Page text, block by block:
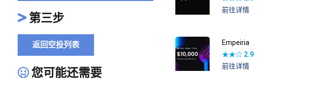
第三步
返回空投列表
您可能还需要
前往详情
Empeiria
★★☆ 2.9
前往详情